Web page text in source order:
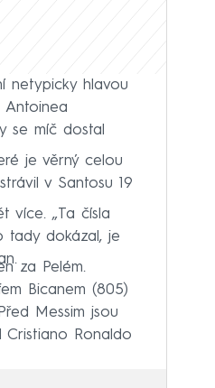
netypicky hlavou
Antoinea
se míč dostal
je věrný celou
v Santosu 19
více. „Ta čísla
tady dokázal, je
za Pelém.
Bicanem (805)
Messim jsou
Cristiano Ronaldo